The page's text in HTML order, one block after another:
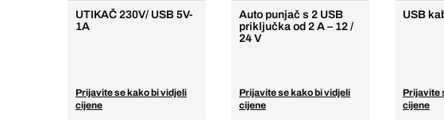
UTIKAČ 230V/ USB 5V-
1A
Prijavite se kako bi vidjeli
cijene
Auto punjač s 2 USB
priključka od 2 A – 12 /
24 V
Prijavite se kako bi vidjeli
cijene
USB
Prijavite
cijene